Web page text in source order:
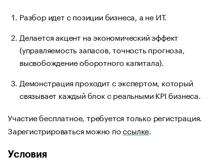
Разбор идет с позиции бизнеса, а не ИТ.
Делается акцент на экономический эффект
(управляемость запасов, точность прогноза,
высвобождение оборотного капитала).
Демонстрация проходит с экспертом, который
связывает каждый блок с реальными KPI бизнеса.
Участие бесплатное, требуется только регистрация.
Зарегистрироваться можно поссылке
Условия